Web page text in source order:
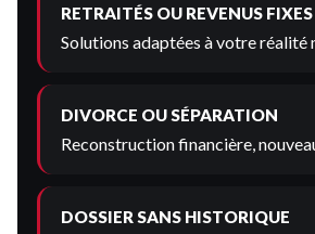
RETRAITÉS OU REVENUS FIXES
Solutions adaptées à votre réalité
DIVORCE OU SÉPARATION
Reconstruction financière,
DOSSIER SANS HISTORIQUE